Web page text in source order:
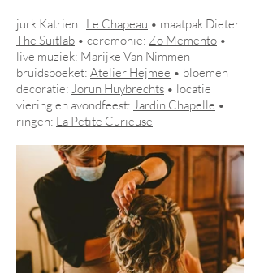
jurk Katrien : Le Chapeau • maatpak Dieter:
The Suitlab • ceremonie: Zo Memento •
live muziek: Marijke Van Nimmen
bruidsboeket: Atelier Hejmee • bloemen
decoratie: Jorun Huybrechts • locatie
viering en avondfeest: Jardin Chapelle •
ringen: La Petite Curieuse